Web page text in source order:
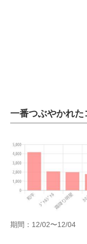
一番つぶやかれた
期間：12/02〜12/04